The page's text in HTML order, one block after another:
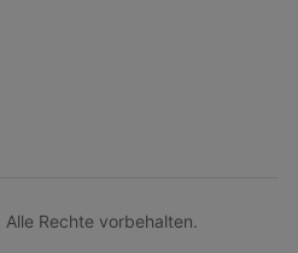
Rechte vorbehalten.